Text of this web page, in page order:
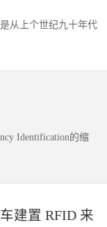
从上个世纪九十年代
Identification的缩
建置 RFID 来